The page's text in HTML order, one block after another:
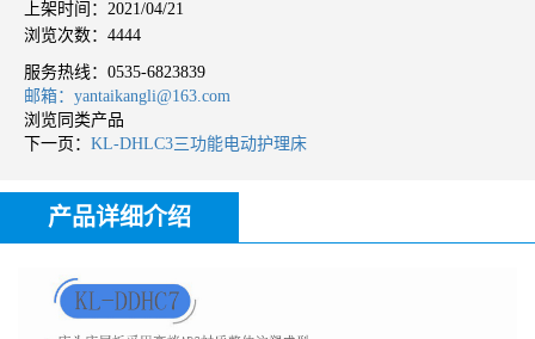
上架时间：2021/04/21
浏览次数：4444
服务热线： 0535-6823839
邮箱：yantaikangli@163.com
浏览同类产品
下一页： KL-DHLC3三功能电动护理床
产品详细介绍